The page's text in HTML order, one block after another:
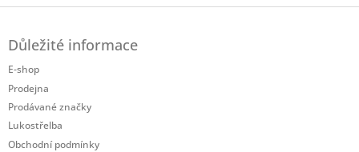
Důležité informace
E-shop
Prodejna
Prodávané značky
Lukostřelba
Obchodní podmínky